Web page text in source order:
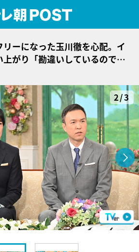
ーになった玉川徹を心配。イ
がり「勘違いしているので
2/3